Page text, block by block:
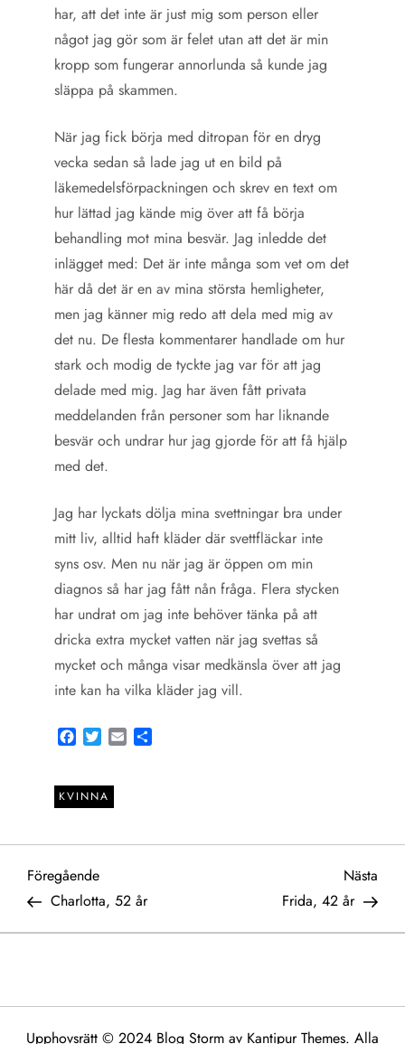
har, att det inte är just mig som person eller
något jag gör som är felet utan att det är min
kropp som fungerar annorlunda så kunde jag
släppa på skammen.
När jag fick börja med ditropan för en dryg
vecka sedan så lade jag ut en bild på
läkemedelsförpackningen och skrev en text om
hur lättad jag kände mig över att få börja
behandling mot mina besvär. Jag inledde det
inlägget med: Det är inte många som vet om det
här då det är en av mina största hemligheter,
men jag känner mig redo att dela med mig av
det nu. De flesta kommentarer handlade om hur
stark och modig de tyckte jag var för att jag
delade med mig. Jag har även fått privata
meddelanden från personer som har liknande
besvär och undrar hur jag gjorde för att få hjälp
med det.
Jag har lyckats dölja mina svettningar bra under
mitt liv, alltid haft kläder där svettfläckar inte
syns osv. Men nu när jag är öppen om min
diagnos så har jag fått nån fråga. Flera stycken
har undrat om jag inte behöver tänka på att
dricka extra mycket vatten när jag svettas så
mycket och många visar medkänsla över att jag
inte kan ha vilka kläder jag vill.
Facebook
TwitterEmail
KVINNA
I
n
ä
Föregående
inlägg
Föregående
Charlotta, 52 år
Nästa
Frida, 42 år
Upphovsrätt © 2024 Blog Storm av Kantipur Themes. Alla